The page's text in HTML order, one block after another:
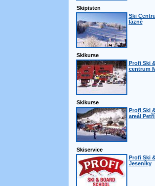
Skipisten
Ski
lázně
Skikurse
Profi Ski
centrum
Skikurse
Profi Ski
areál
Skiservice
Profi Ski
Jeseníky